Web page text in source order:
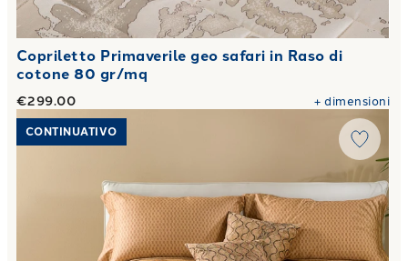
Copriletto Primaverile geo safari in Raso di
cotone 80 gr/mq
€299.00 +dimensioni
Link to "Copriletto Primaverile geo morsetto cuoio in
CONTINUATIVO